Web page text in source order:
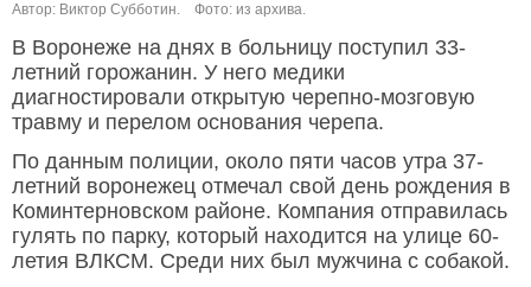
Автор: Виктор Субботин.
Фото: из архива.
В Воронеже на днях в больницу поступил 33-
летний горожанин. У него медики
диагностировали открытую черепно-мозговую
травму и перелом основания черепа.
По данным полиции, около пяти часов утра 37-
летний воронежец отмечал свой день рождения в
Коминтерновском районе. Компания отправилась
гулять по парку, который находится на улице 60-
летия ВЛКСМ. Среди них был мужчина с собакой.